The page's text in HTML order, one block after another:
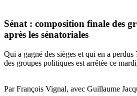
Sénat : composition finale des
après les sénatoriales
Qui a gagné des sièges et qui en a
des groupes politiques est arrêtée ce
Par François Vignal, avec Guillaume